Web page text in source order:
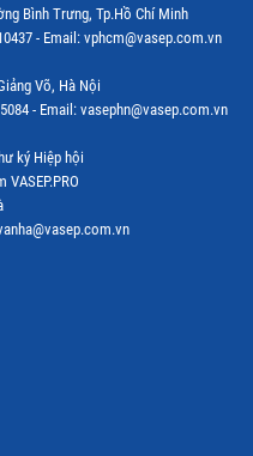
Bình Trưng, Tp.Hồ Chí Minh
- Email: vphcm@vasep.com.vn
Võ, Hà Nội
- Email: vasephn@vasep.com.vn
ký Hiệp hội